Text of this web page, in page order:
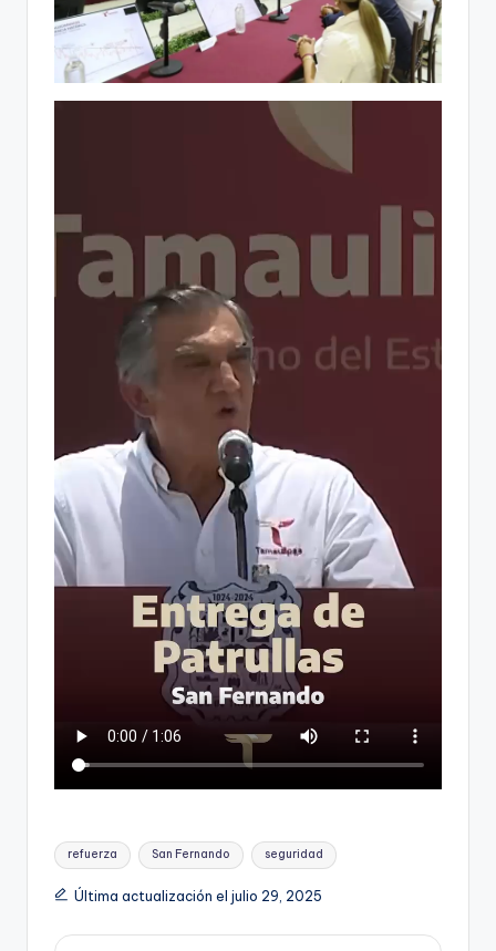
Etiquetas:
refuerza San Fernando seguridad
Última actualización el julio 29, 2025